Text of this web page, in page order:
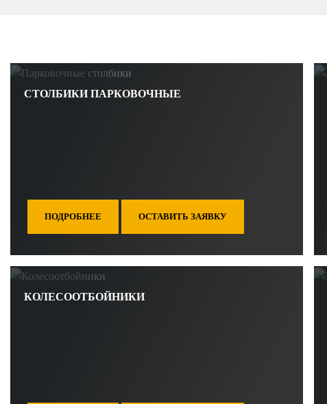
СТОЛБИКИ ПАРКОВОЧНЫЕ
ПОДРОБНЕЕ ОСТАВИТЬ ЗАЯВКУ
КОЛЕСООТБОЙНИКИ